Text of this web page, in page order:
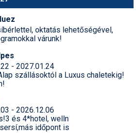
oktatás lehetőségével,
várunk!
- 2027.01.24
szállásoktól a Luxus chaletekig!
- 2026.12.06
és 4*hotel, welln
időpont is